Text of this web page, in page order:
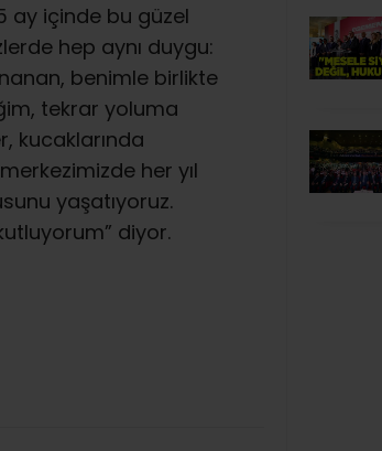
ay içinde bu güzel
hep aynı duygu:
benimle birlikte
tekrar yoluma
kucaklarında
her yıl
yaşatıyoruz.
diyor.